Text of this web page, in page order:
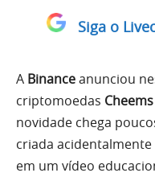
Siga o
A Binanceanunciou
criptomoedas
novidade chega
criada
em um vídeo